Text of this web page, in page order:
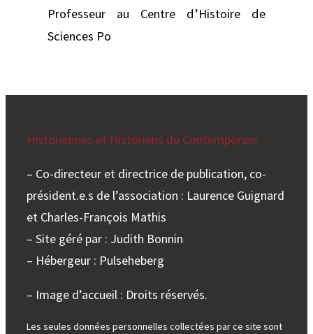
Professeur au Centre d’Histoire de
Sciences Po
Historiennes et Historiens du Contemporain
– Co-directeur et directrice de publication, co-
président.e.s de l’association : Laurence Guignard
et Charles-François Mathis
– Site géré par : Judith Bonnin
– Hébergeur : Pulseheberg
– Image d’accueil : Droits réservés.
Les seules données personnelles collectées par ce site sont